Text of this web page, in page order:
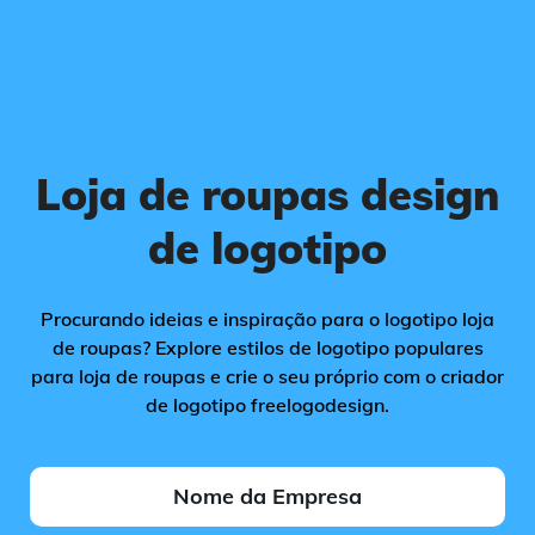
Loja de roupas design
de logotipo
Procurando ideias e inspiração para o logotipo loja
de roupas? Explore estilos de logotipo populares
para loja de roupas e crie o seu próprio com o criador
de logotipo freelogodesign.